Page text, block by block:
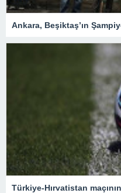
Türkiye-Hırvatistan